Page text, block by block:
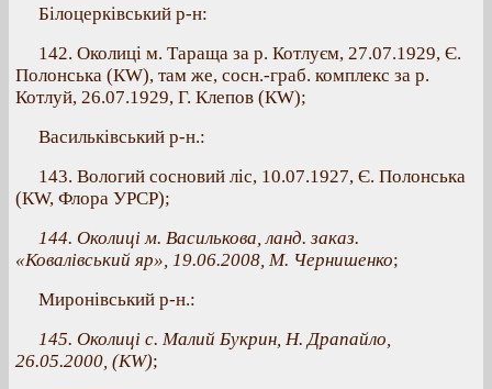
Білоцерківський р-н:
142. Околиці м. Тараща за р. Котлуєм, 27.07.1929, Є.
Полонська (КW), там же, сосн.-граб. комплекс за р.
Котлуй, 26.07.1929, Г. Клепов (КW);
Васильківський р-н.:
143. Вологий сосновий ліс, 10.07.1927, Є. Полонська
(КW, Флора УРСР);
144. Околиці м. Василькова, ланд. заказ.
«Ковалівський яр», 19.06.2008, М. Чернишенко;
Миронівський р-н.:
145. Околиці с. Малий Букрин, Н. Драпайло,
26.05.2000, (KW);